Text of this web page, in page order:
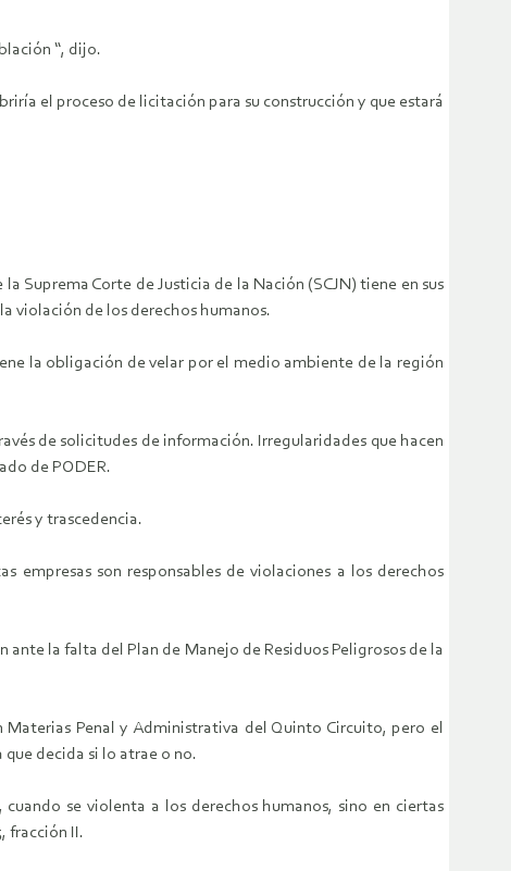
“, dijo.
el proceso de licitación para su construcción y que estará
Suprema Corte de Justicia de la Nación (SCJN) tiene en sus
violación de los derechos humanos.
la obligación de velar por el medio ambiente de la región
de solicitudes de información. Irregularidades que hacen
de PODER.
y trascedencia.
son responsables de violaciones a los derechos
la falta del Plan de Manejo de Residuos Peligrosos de la
Penal y Administrativa del Quinto Circuito, pero el
que decida si lo atrae o no.
se violenta a los derechos humanos, sino en ciertas
fracción II.